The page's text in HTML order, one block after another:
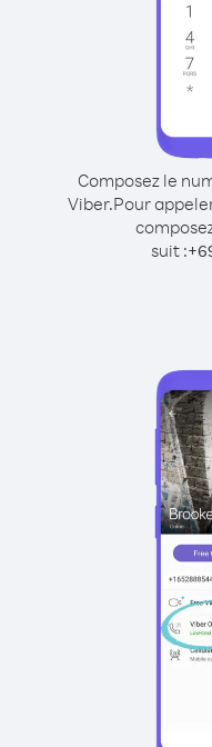
Composez le
Viber.Pour
suit :+